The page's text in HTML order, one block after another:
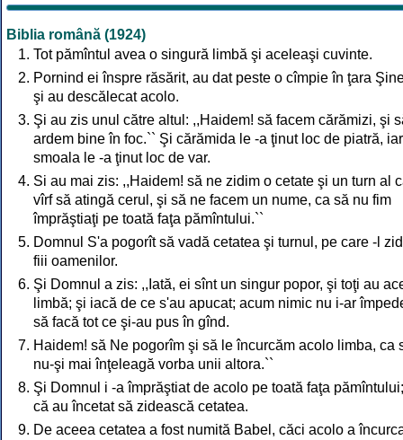
Biblia română (1924)
Tot pămîntul avea o singură limbă şi aceleaşi cuvinte.
Pornind ei înspre răsărit, au dat peste o cîmpie în ţara
şi au descălecat acolo.
Şi au zis unul către altul: ,,Haidem! să facem cărămizi, şi
ardem bine în foc.`` Şi cărămida le -a ţinut loc de piatră, iar
smoala le -a ţinut loc de var.
Si au mai zis: ,,Haidem! să ne zidim o cetate şi un turn al
vîrf să atingă cerul, şi să ne facem un nume, ca să nu fim
împrăştiaţi pe toată faţa pămîntului.``
Domnul S'a pogorît să vadă cetatea şi turnul, pe care -l
fiii oamenilor.
Şi Domnul a zis: ,,Iată, ei sînt un singur popor, şi toţi au
limbă; şi iacă de ce s'au apucat; acum nimic nu i-ar
să facă tot ce şi-au pus în gînd.
Haidem! să Ne pogorîm şi să le încurcăm acolo limba, ca
nu-şi mai înţeleagă vorba unii altora.``
Şi Domnul i -a împrăştiat de acolo pe toată faţa
că au încetat să zidească cetatea.
De aceea cetatea a fost numită Babel, căci acolo a